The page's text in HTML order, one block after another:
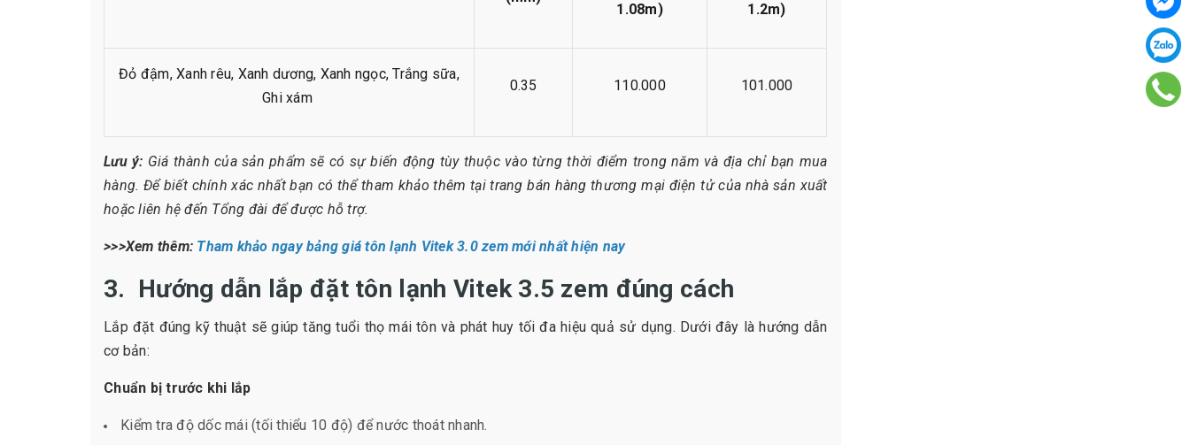
1.08m)
1.2m)
Đỏ đậm, Xanh rêu, Xanh dương, Xanh ngọc, Trắng sữa,
Ghi xám
0.35 110.000 101.000
Lưu ý: Giá thành của sản phẩm sẽ có sự biến động tùy thuộc vào từng thời điểm trong năm và địa chỉ bạn mua
hàng. Để biết chính xác nhất bạn có thể tham khảo thêm tại trang bán hàng thương mại điện tử của nhà sản xuất
hoặc liên hệ đến Tổng đài để được hỗ trợ.
>>>Xem thêm: Tham khảo ngay bảng giá tôn lạnh Vitek 3.0 zem mới nhất hiện nay
3. Hướng dẫn lắp đặt tôn lạnh Vitek 3.5 zem đúng cách
Lắp đặt đúng kỹ thuật sẽ giúp tăng tuổi thọ mái tôn và phát huy tối đa hiệu quả sử dụng. Dưới đây là hướng dẫn
cơ bản:
Chuẩn bị trước khi lắp
Kiểm tra độ dốc mái (tối thiểu 10 độ) để nước thoát nhanh.